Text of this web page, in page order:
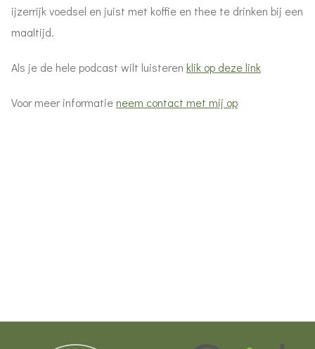
ijzerrijk voedsel en juist met koffie en thee te drinken bij een
maaltijd.
Als je de hele podcast wilt luisteren klik op deze link
Voor meer informatieneem contact met mij op